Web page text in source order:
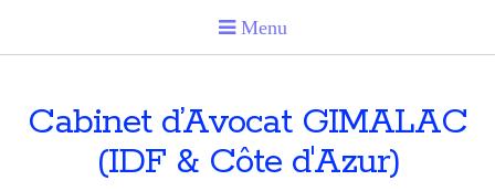
Cabinet d’Avocat GIMALAC
(IDF & Côte d'Azur)